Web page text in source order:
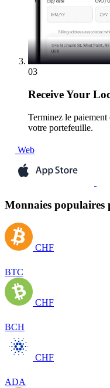
03
ReceiveYour
Terminez le
votre portefeuille.
Web
Monnaies populaires
CHF
BTC
CHF
BCH
CHF
ADA